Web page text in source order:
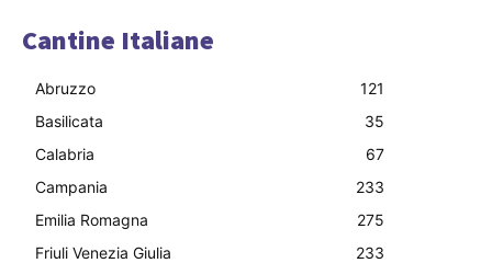
Cantine Italiane
Abruzzo
121
Basilicata
35
Calabria
67
Campania
233
Emilia Romagna
275
Friuli Venezia Giulia
233